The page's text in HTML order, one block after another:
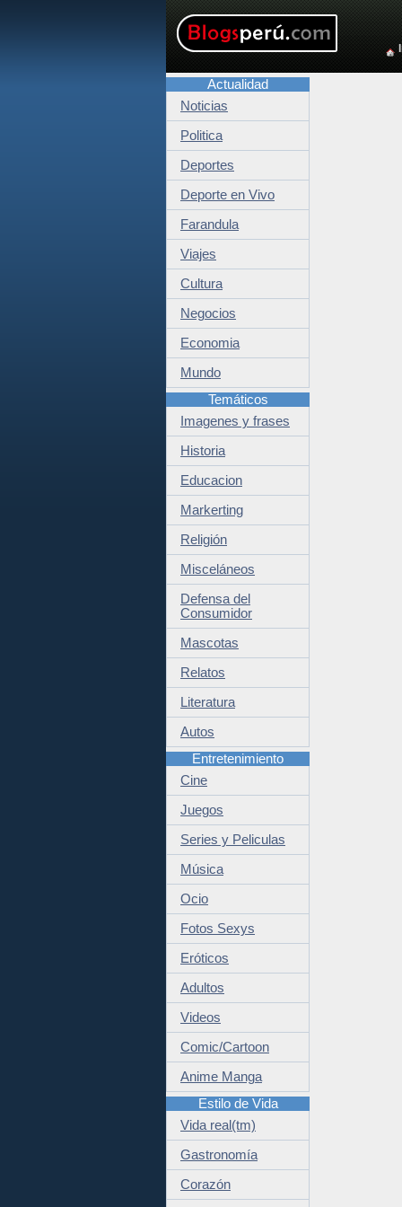
Actualidad
Noticias
Politica
Deportes
Deporte en Vivo
Farandula
Viajes
Cultura
Negocios
Economia
Mundo
Temáticos
Imagenes y frases
Historia
Educacion
Markerting
Religión
Misceláneos
Defensa del
Consumidor
Mascotas
Relatos
Literatura
Autos
Entretenimiento
Cine
Juegos
Series y Peliculas
Música
Ocio
Fotos Sexys
Eróticos
Adultos
Videos
Comic/Cartoon
Anime Manga
Estilo de Vida
Vida real(tm)
Gastronomía
Corazón